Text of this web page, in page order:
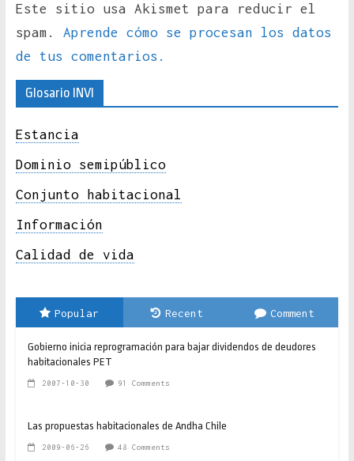
Este sitio usa Akismet para reducir el
spam. Aprende cómo se procesan los datos
de tus comentarios.
Glosario INVI
Estancia
Dominio semipúblico
Conjunto habitacional
Información
Calidad de vida
Popular Recent Comment
Gobierno inicia reprogramación para bajar dividendos de deudores
habitacionales PET
2007-10-30 91 Comments
Las propuestas habitacionales de Andha Chile
2009-06-26 48 Comments